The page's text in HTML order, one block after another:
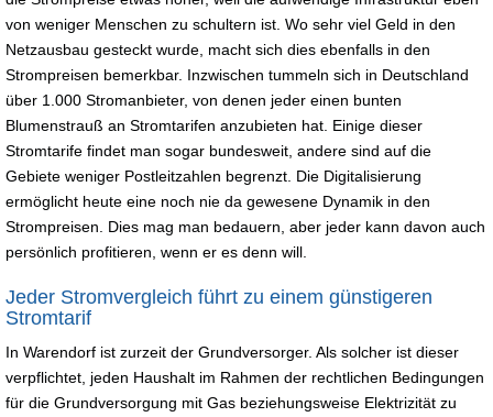
von weniger Menschen zu schultern ist. Wo sehr viel Geld in den
Netzausbau gesteckt wurde, macht sich dies ebenfalls in den
Strompreisen bemerkbar. Inzwischen tummeln sich in Deutschland
über 1.000 Stromanbieter, von denen jeder einen bunten
Blumenstrauß an Stromtarifen anzubieten hat. Einige dieser
Stromtarife findet man sogar bundesweit, andere sind auf die
Gebiete weniger Postleitzahlen begrenzt. Die Digitalisierung
ermöglicht heute eine noch nie da gewesene Dynamik in den
Strompreisen. Dies mag man bedauern, aber jeder kann davon auch
persönlich profitieren, wenn er es denn will.
Jeder Stromvergleich führt zu einem günstigeren
Stromtarif
In Warendorf ist zurzeit der Grundversorger. Als solcher ist dieser
verpflichtet, jeden Haushalt im Rahmen der rechtlichen Bedingungen
für die Grundversorgung mit Gas beziehungsweise Elektrizität zu